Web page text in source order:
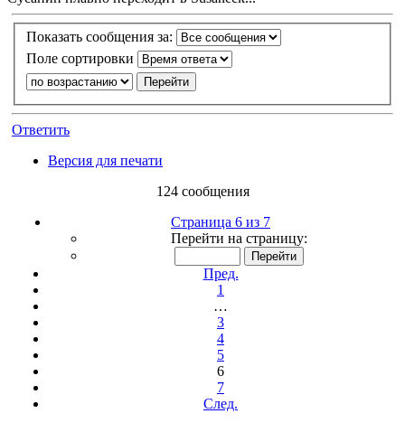
Показать сообщения за:
Поле сортировки
Ответить
Версия для печати
124 сообщения
Страница 6 из 7
Перейти на страницу:
Пред.
1
…
3
4
5
6
7
След.